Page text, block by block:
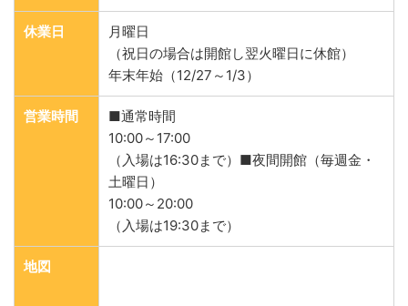
休業日
月曜日
（祝日の場合は開館し翌火曜日に休館）
年末年始（12/27～1/3）
営業時間
■通常時間
10:00～17:00
（入場は16:30まで）■夜間開館（毎週金・
土曜日）
10:00～20:00
（入場は19:30まで）
地図